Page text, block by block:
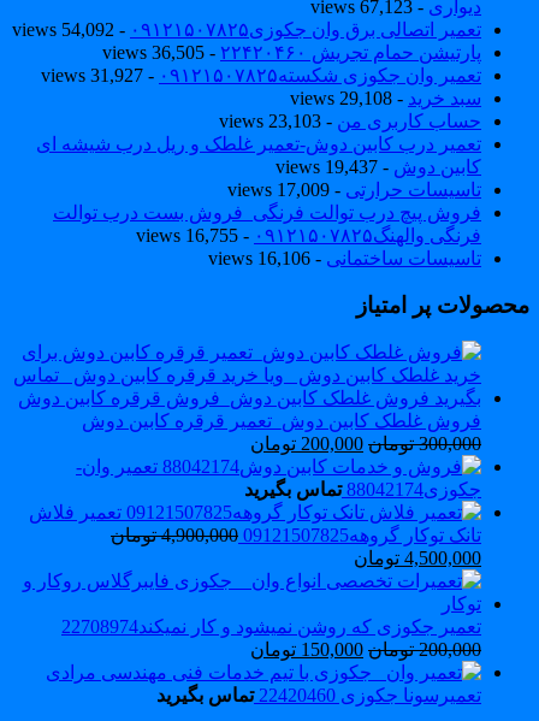
دیواری - 67,123 views
تعمیر اتصالی برق وان جکوزی۰۹۱۲۱۵۰۷۸۲۵
- 54,092 views
پارتیشن حمام تجریش ۲۲۴۲۰۴۶۰
- 36,505 views
تعمیر وان جکوزی شکسته۰۹۱۲۱۵۰۷۸۲۵
- 31,927 views
سبد خرید - 29,108 views
حساب کاربری من- 23,103 views
تعمیر درب کابین دوش-تعمیر غلطک و ریل درب شیشه ای
کابین دوش- 19,437 views
تاسیسات حرارتی- 17,009 views
فروش پیچ درب توالت فرنگی_فروش بست درب توالت
فرنگی والهنگ۰۹۱۲۱۵۰۷۸۲۵
- 16,755 views
تاسیسات ساختمانی- 16,106 views
پر امتیاز
فروش غلطک کابین دوش_تعمیر قرقره کابین دوش
300,000 تومان 200,000 تومان
تعمیر وان-
جکوزی88042174
تماس بگیرید
تعمیر فلاش
تانک توکار گروهه09121507825
4,900,000 تومان
4,500,000 تومان
تعمیر جکوزی که روشن نمیشود و کار نمیکند22708974
200,000 تومان 150,000 تومان
تعمیرسونا جکوزی 22420460 تماس بگیرید